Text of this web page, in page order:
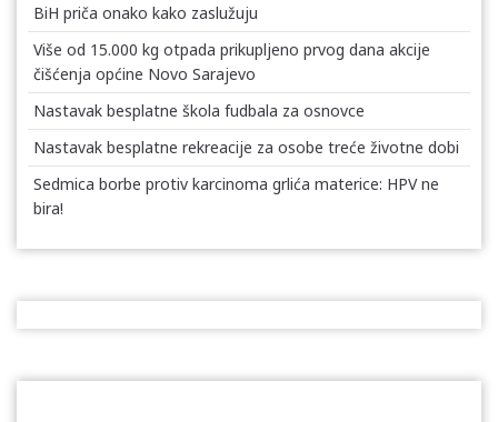
BiH priča onako kako zaslužuju
Više od 15.000 kg otpada prikupljeno prvog dana akcije
čišćenja općine Novo Sarajevo
Nastavak besplatne škola fudbala za osnovce
Nastavak besplatne rekreacije za osobe treće životne dobi
Sedmica borbe protiv karcinoma grlića materice: HPV ne
bira!